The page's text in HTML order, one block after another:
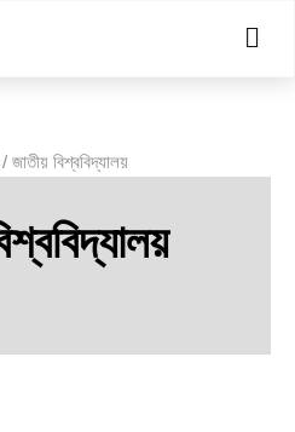
/ জাতীয় বিশ্ববিদ্যালয়